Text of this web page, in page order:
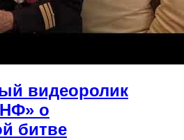
видеоролик
о
битве